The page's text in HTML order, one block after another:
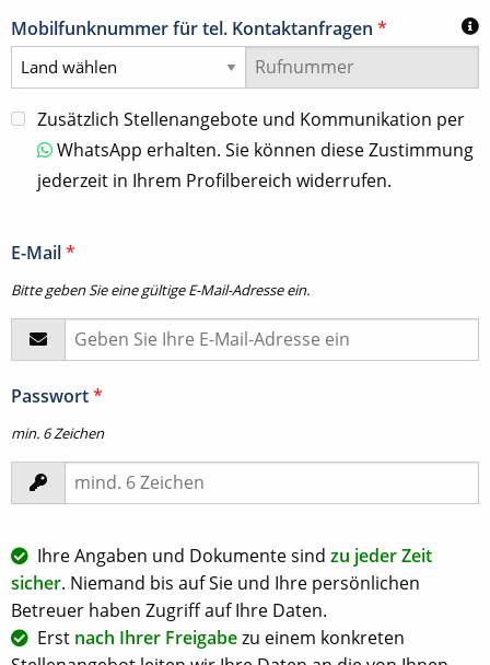
Mobilfunknummer für tel. Kontaktanfragen *
Zusätzlich Stellenangebote und Kommunikation per
WhatsApp erhalten. Sie können diese Zustimmung
jederzeit in Ihrem Profilbereich widerrufen.
E-Mail*
Bitte geben Sie eine gültige E-Mail-Adresse ein.
Passwort*
min. 6 Zeichen
Ihre Angaben und Dokumente sind zu jeder Zeit
sicher. Niemand bis auf Sie und Ihre persönlichen
Betreuer haben Zugriff auf Ihre Daten.
Erst nach Ihrer Freigabezu einem konkreten